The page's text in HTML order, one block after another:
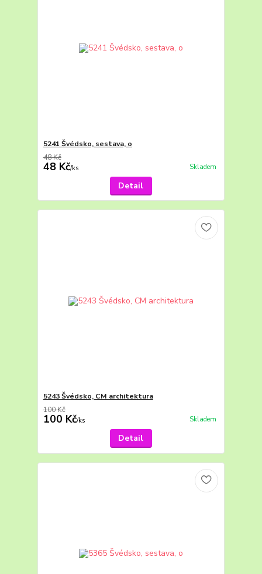
5241 Švédsko, sestava, o
48 Kč
48 Kč/ks Skladem
Detail
5243 Švédsko, CM architektura
100 Kč
100 Kč/ks Skladem
Detail